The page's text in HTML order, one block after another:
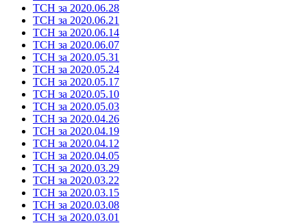
ТСН за 2020.06.28
ТСН за 2020.06.21
ТСН за 2020.06.14
ТСН за 2020.06.07
ТСН за 2020.05.31
ТСН за 2020.05.24
ТСН за 2020.05.17
ТСН за 2020.05.10
ТСН за 2020.05.03
ТСН за 2020.04.26
ТСН за 2020.04.19
ТСН за 2020.04.12
ТСН за 2020.04.05
ТСН за 2020.03.29
ТСН за 2020.03.22
ТСН за 2020.03.15
ТСН за 2020.03.08
ТСН за 2020.03.01